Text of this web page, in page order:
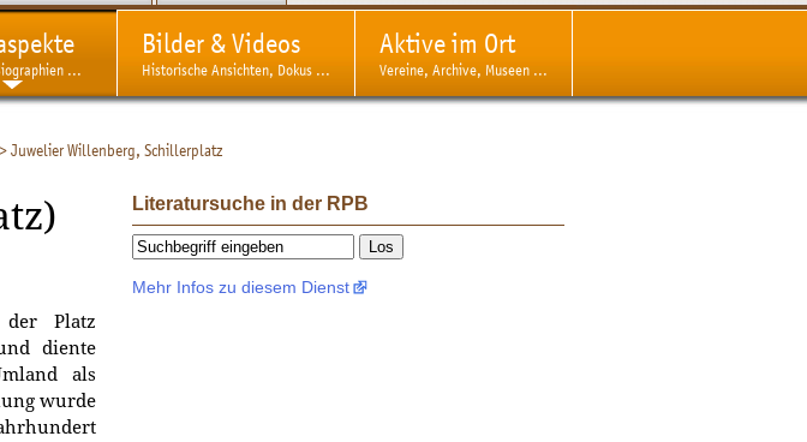
...
Bilder & Videos
Historische Ansichten, Dokus ...
Aktive im Ort
Vereine, Archive, Museen ...
>Juwelier Willenberg, Schillerplatz
Platz
diente
als
wurde
Literatursuche in der RPB
Mehr Infos zu diesem Dienst